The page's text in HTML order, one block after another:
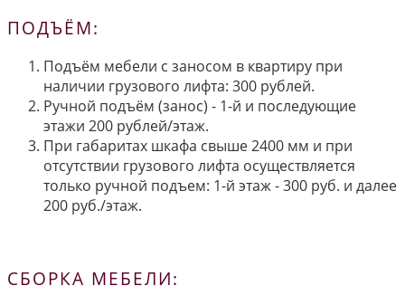
ПОДЪЁМ:
Подъём мебели с заносом в квартиру при
наличии грузового лифта: 300 рублей.
Ручной подъём (занос) - 1-й и последующие
этажи 200 рублей/этаж.
При габаритах шкафа свыше 2400 мм и при
отсутствии грузового лифта осуществляется
только ручной подъем: 1-й этаж - 300 руб. и далее
200 руб./этаж.
СБОРКА МЕБЕЛИ: